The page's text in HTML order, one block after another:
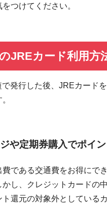
つけてください。
JREカード利用方
発行した後、JREカード
や定期券購入でポイ
である交通費をお得にで
し、クレジットカードの
還元の対象外としている